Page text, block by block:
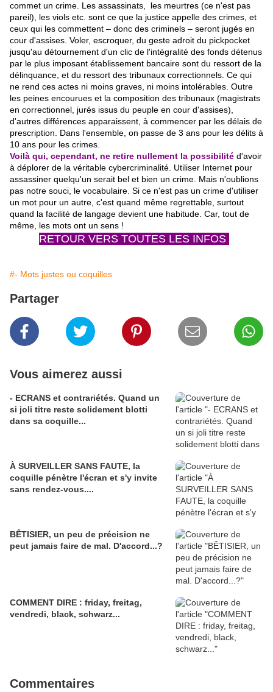
commet un crime. Les assassinats, les meurtres (ce n'est pas
pareil), les viols etc. sont ce que la justice appelle des crimes, et
ceux qui les commettent – donc des criminels – seront jugés en
cour d'assises. Voler, escroquer, du geste adroit du pickpocket
jusqu'au détournement d'un clic de l'intégralité des fonds détenus
par le plus imposant établissement bancaire sont du ressort de la
délinquance, et du ressort des tribunaux correctionnels. Ce qui
ne rend ces actes ni moins graves, ni moins intolérables. Outre
les peines encourues et la composition des tribunaux (magistrats
en correctionnel, jurés issus du peuple en cour d'assises),
d'autres différences apparaissent, à commencer par les délais de
prescription. Dans l'ensemble, on passe de 3 ans pour les délits à
10 ans pour les crimes.
Voilà qui, cependant, ne retire nullement la possibilité d'avoir
à déplorer de la véritable cybercriminalité. Utiliser Internet pour
assassiner quelqu'un serait bel et bien un crime. Mais n'oublions
pas notre souci, le vocabulaire. Si ce n'est pas un crime d'utiliser
un mot pour un autre, c'est quand même regrettable, surtout
quand la facilité de langage devient une habitude. Car, tout de
même, les mots ont un sens !
RETOUR VERS TOUTES LES INFOS
#- Mots justes ou coquilles
Partager
Vous aimerez aussi
- ECRANS et contrariétés. Quand un
si joli titre reste solidement blotti
dans sa coquille...
À SURVEILLER SANS FAUTE, la
coquille pénètre l'écran et s'y invite
sans rendez-vous....
BÊTISIER, un peu de précision ne
peut jamais faire de mal. D'accord...?
COMMENT DIRE : friday, freitag,
vendredi, black, schwarz...
Commentaires